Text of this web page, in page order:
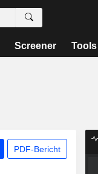
Screener Tools
PDF-Bericht